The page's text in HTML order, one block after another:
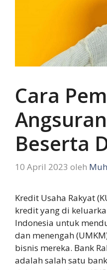
Cara
Beserta
10 April 2023 oleh
Kredit Usaha Rakyat
kredit yang di
Indonesia untuk
dan menengah
bisnis mereka. Bank
adalah salah satu